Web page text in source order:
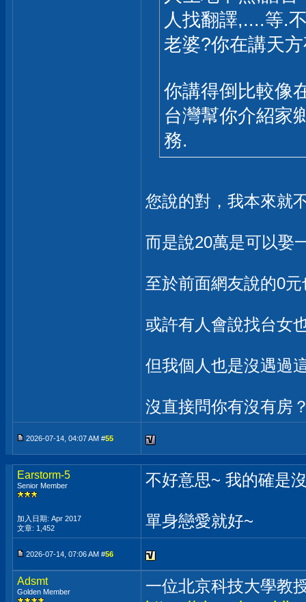
人找翻譯,....等.
老婆?你在講天
你講得倒比較像
台灣幫你介紹家
務.
您說的對，我本來就
而是說20萬是可以娶
至於前面網友說的0
或許有人會說找台女
但我個人也是沒遇過
沒直接問你有沒有房
2026-07-14, 04:07 AM #55
Earstorm-5
Senior Member
加入日期: Apr 2017
文章: 1,452
不好意思~ 我的確是
單身戀愛就好~
2026-07-14, 07:06 AM #56
Adsmt
Golden Member
一位北京科技大學教